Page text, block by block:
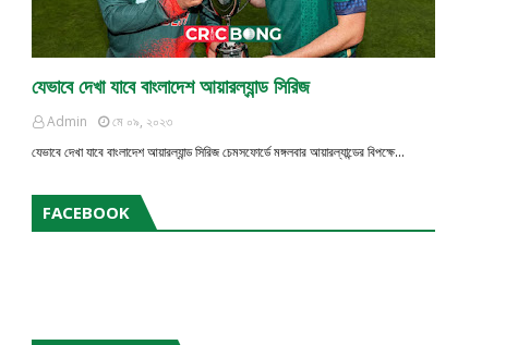
যেভাবে দেখা যাবে বাংলাদেশ আয়ারল্যান্ড সিরিজ
Admin
মে ০৯, ২০২৩
যেভাবে দেখা যাবে বাংলাদেশ আয়ারল্যান্ড সিরিজ চেমসফোর্ডে মঙ্গলবার আয়ার‌ল্যান্ডের বিপক্ষে…
FACEBOOK